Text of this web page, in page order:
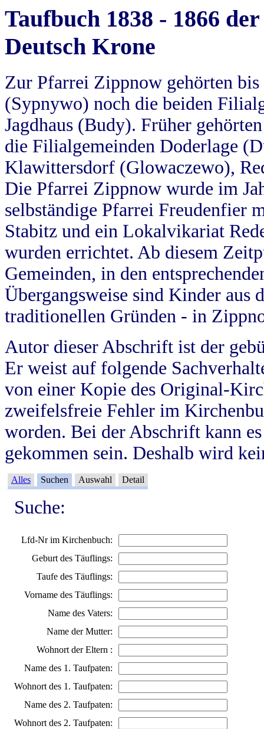
Taufbuch 1838 - 1866
Deutsch Krone
Zur Pfarrei Zippnow gehörten
(Sypnywo) noch die beiden
Jagdhaus (Budy). Früher
die Filialgemeinden Doderlage
Klawittersdorf (Glowaczewo),
Die Pfarrei Zippnow wurde im
selbständige Pfarrei Freudenfier
Stabitz und ein Lokalvikariat
wurden errichtet. Ab diesem
Gemeinden, in den
Übergangsweise sind Kinder aus
traditionellen Gründen - in
Autor dieser Abschrift ist der
Er weist auf folgende
von einer Kopie des Original-
zweifelsfreie Fehler im
worden. Bei der Abschrift kann
gekommen sein. Deshalb wird
Alles Suchen Auswahl Detail
Suche:
Lfd-Nr im Kirchenbuch:
Geburt des Täuflings:
Taufe des Täuflings:
Vorname des Täuflings:
Name des Vaters:
Name der Mutter:
Wohnort der Eltern :
Name des 1. Taufpaten:
Wohnort des 1. Taufpaten:
Name des 2. Taufpaten:
Wohnort des 2. Taufpaten: